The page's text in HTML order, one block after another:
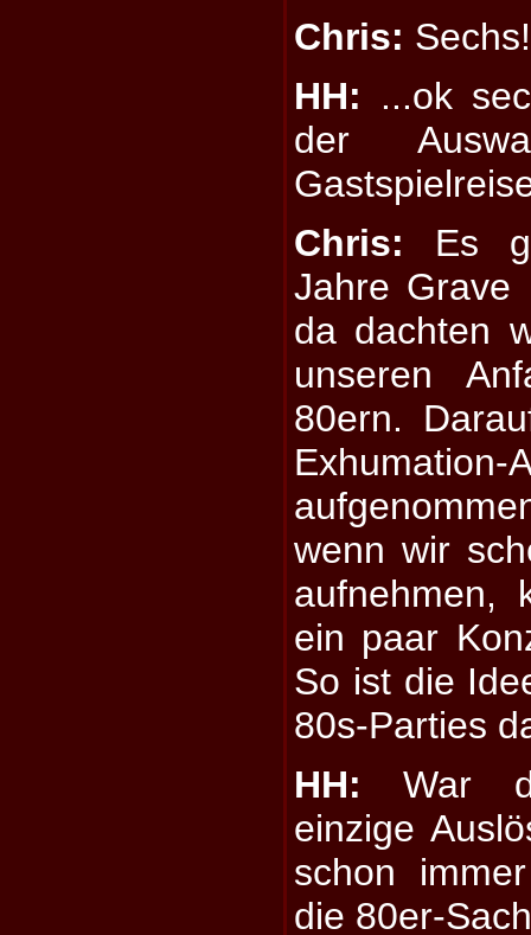
Chris: Sechs!
HH: ...ok
der
Chris: Es
Jahre Grave
da dachten
unseren
80ern.
Exhumation-
wenn wir
aufnehmen,
ein paar
So ist die
80s-Parties
HH: War
einzige
schon
die 80er-